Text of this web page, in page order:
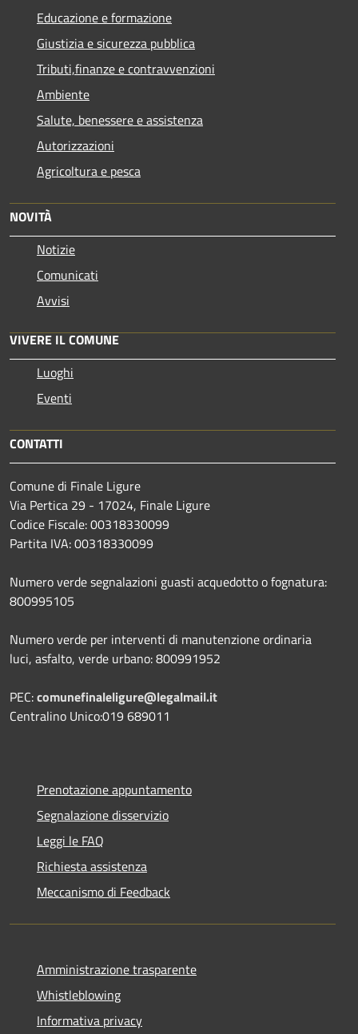
Educazione e formazione
Giustizia e sicurezza pubblica
Tributi,finanze e contravvenzioni
Ambiente
Salute, benessere e assistenza
Autorizzazioni
Agricoltura e pesca
NOVITÀ
Notizie
Comunicati
Avvisi
VIVERE IL COMUNE
Luoghi
Eventi
CONTATTI
Comune di Finale Ligure
Via Pertica 29 - 17024, Finale Ligure
Codice Fiscale: 00318330099
Partita IVA: 00318330099
Numero verde segnalazioni guasti acquedotto o fognatura:
800995105
Numero verde per interventi di manutenzione ordinaria
luci, asfalto, verde urbano: 800991952
PEC:comunefinaleligure@legalmail.it
Centralino Unico:019 689011
Prenotazione appuntamento
Segnalazione disservizio
Leggi le FAQ
Richiesta assistenza
Meccanismo di Feedback
Amministrazione trasparente
Whistleblowing
Informativa privacy